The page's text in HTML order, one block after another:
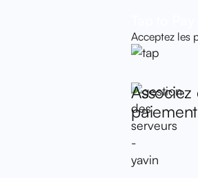
Acceptez les
En savoir plus
paiement